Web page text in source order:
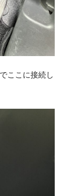
ここに接続し